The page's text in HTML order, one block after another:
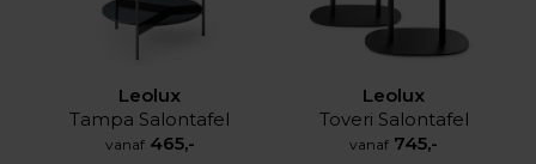
Leolux
Tampa Salontafel
vanaf 465,-
Leolux
Toveri Salontafel
vanaf 745,-